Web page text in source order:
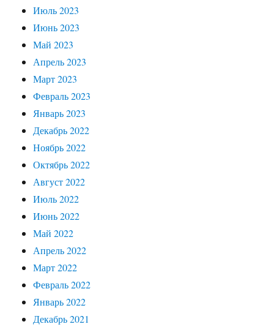
Июль 2023
Июнь 2023
Май 2023
Апрель 2023
Март 2023
Февраль 2023
Январь 2023
Декабрь 2022
Ноябрь 2022
Октябрь 2022
Август 2022
Июль 2022
Июнь 2022
Май 2022
Апрель 2022
Март 2022
Февраль 2022
Январь 2022
Декабрь 2021